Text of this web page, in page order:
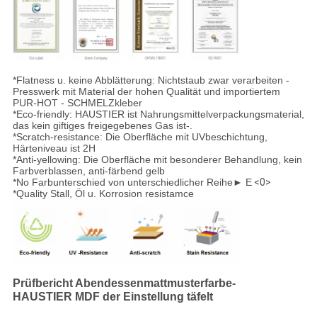
*Flatness u. keine Abblätterung: Nichtstaub zwar verarbeiten -
Presswerk mit Material der hohen Qualität und importiertem
PUR-HOT - SCHMELZkleber
*Eco-friendly: HAUSTIER ist Nahrungsmittelverpackungsmaterial,
das kein giftiges freigegebenes Gas ist-.
*Scratch-resistance: Die Oberfläche mit UVbeschichtung,
Härteniveau ist 2H
*Anti-yellowing: Die Oberfläche mit besonderer Behandlung, kein
Farbverblassen, anti-färbend gelb
*No Farbunterschied von unterschiedlicher Reihe► E<0>
*Quality Stall, Öl u. Korrosion resistamce
Prüfbericht Abendessenmattmusterfarbe-
HAUSTIER MDF der Einstellung täfelt